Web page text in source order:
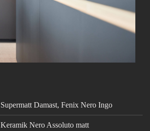
Supermatt Damast, Fenix Nero Ingo
Keramik Nero Assoluto matt